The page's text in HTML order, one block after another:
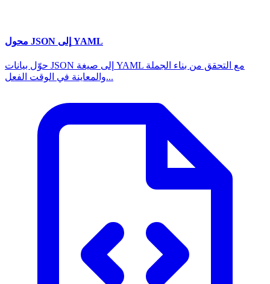
محول JSON إلى YAML
حوّل بيانات JSON إلى صيغة YAML مع التحقق من بناء الجملة
والمعاينة في الوقت الفعل...